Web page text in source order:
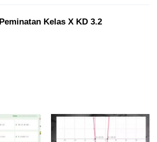
Kelas X KD 3.2